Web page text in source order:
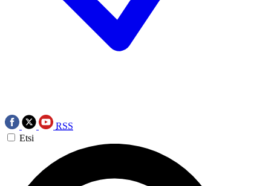
RSS
Etsi